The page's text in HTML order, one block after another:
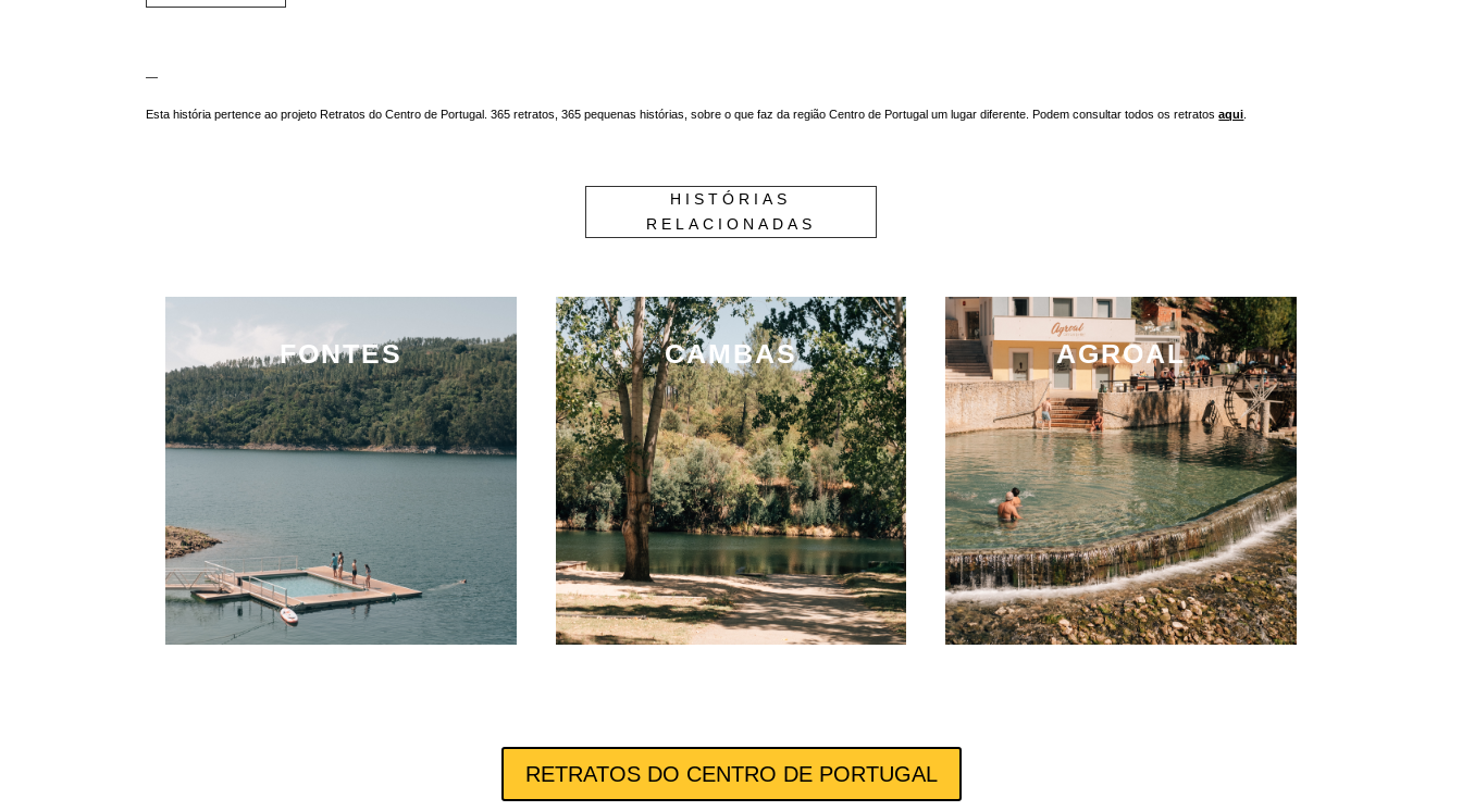
—
Esta história pertence ao projeto Retratos do Centro de Portugal. 365 retratos, 365 pequenas histórias, sobre o que faz da região Centro de Portugal um lugar diferente. Podem consultar todos os retratosaqui.
HISTÓRIAS
RELACIONADAS
FONTES CAMBAS AGROAL
RETRATOS DO CENTRO DE PORTUGAL